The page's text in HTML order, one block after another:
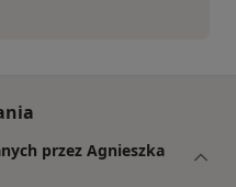
przez Agnieszka